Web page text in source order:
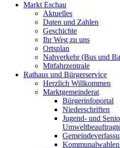
Markt Eschau
Aktuelles
Daten und Zahlen
Geschichte
Ihr Weg zu uns
Ortsplan
Nahverkehr (Bus und
Mitfahrzentrale
Rathaus und Bürgerservice
Herzlich Willkommen
Marktgemeinderat
Bürgerinfoportal
Niederschriften
Jugend- und